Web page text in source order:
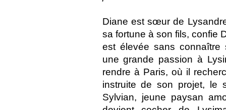
Diane est sœur de
sa fortune à son fils, confie
est élevée sans connaître
une grande passion à
rendre à Paris, où il
instruite de son projet, le
Sylvian, jeune paysan